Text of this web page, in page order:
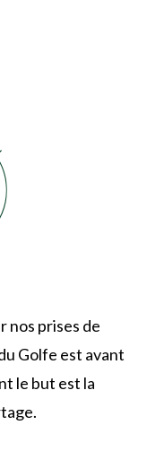
nos prises de
Golfe est avant
le but est la